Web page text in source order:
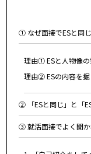
① なぜ面接でESと同
理由① ESと人物像
理由② ESの内容を
② 「ESと同じ」と「
③ 就活面接でよく聞